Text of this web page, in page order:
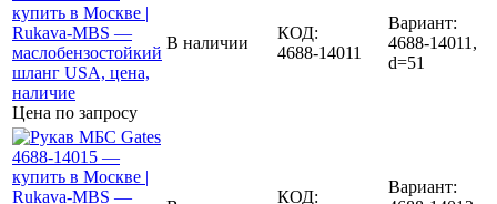
Цена по запросу
В наличии
КОД:
4688-14011
Вариант:
4688-14011,
d=51
КОД:
Вариант: